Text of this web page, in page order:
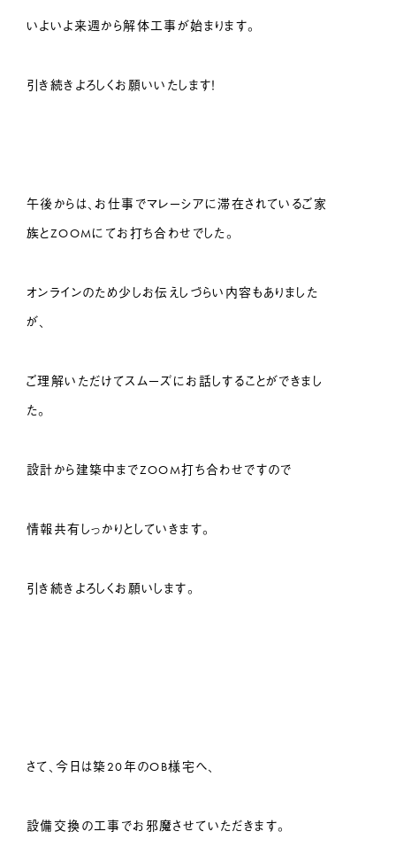
いよいよ来週から解体工事が始まります。
引き続きよろしくお願いいたします！
午後からは、お仕事でマレーシアに滞在されているご家
族とZOOMにてお打ち合わせでした。
オンラインのため少しお伝えしづらい内容もありました
が、
ご理解いただけてスムーズにお話しすることができまし
た。
設計から建築中までZOOM打ち合わせですので
情報共有しっかりとしていきます。
引き続きよろしくお願いします。
さて、今日は築20年のOB様宅へ、
設備交換の工事でお邪魔させていただきます。